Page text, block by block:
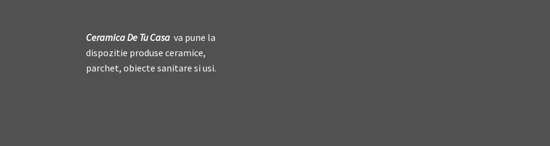
Ceramica De Tu Casa va pune la
dispozitie produse ceramice,
parchet, obiecte sanitare si usi.